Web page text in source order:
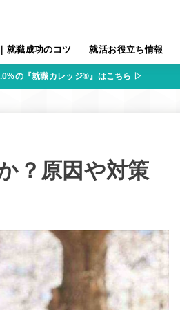
就職成功のコツ 就活お役立ち情報
の『就職カレッジ®』はこちら ▷
？原因や対策